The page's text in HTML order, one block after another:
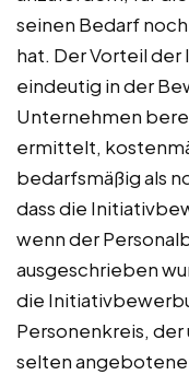
seinen Bedarf
hat. Der Vorteil
eindeutig in der
Unternehmen
ermittelt,
bedarfsmäßig als
dass die
wenn der
ausgeschrieben
die
Personenkreis,
selten